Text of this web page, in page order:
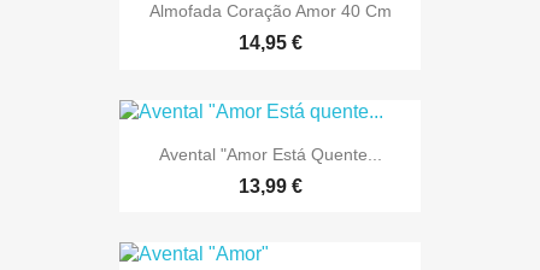
Almofada Coração Amor 40 Cm
14,95 €
Avental "Amor Está Quente...
13,99 €